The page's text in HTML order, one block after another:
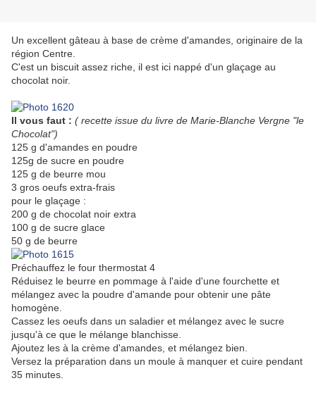
Un excellent gâteau à base de crème d'amandes, originaire de la
région Centre.
C'est un biscuit assez riche, il est ici nappé d'un glaçage au
chocolat noir.
Il vous faut : ( recette issue du livre de Marie-Blanche Vergne "le
Chocolat")
125 g d'amandes en poudre
125g de sucre en poudre
125 g de beurre mou
3 gros oeufs extra-frais
pour le glaçage :
200 g de chocolat noir extra
100 g de sucre glace
50 g de beurre
Préchauffez le four thermostat 4
Réduisez le beurre en pommage à l'aide d'une fourchette et
mélangez avec la poudre d'amande pour obtenir une pâte
homogène.
Cassez les oeufs dans un saladier et mélangez avec le sucre
jusqu'à ce que le mélange blanchisse.
Ajoutez les à la crème d'amandes, et mélangez bien.
Versez la préparation dans un moule à manquer et cuire pendant
35 minutes.